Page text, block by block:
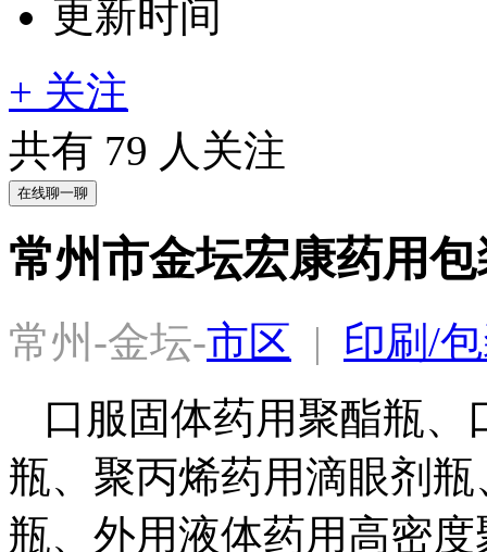
更新时间
+ 关注
共有 79 人关注
在线聊一聊
常州市金坛宏康药用
常州-金坛-市区 | 印刷/
口服固体药用聚酯瓶
瓶、聚丙烯药用滴眼剂
瓶、外用液体药用高密